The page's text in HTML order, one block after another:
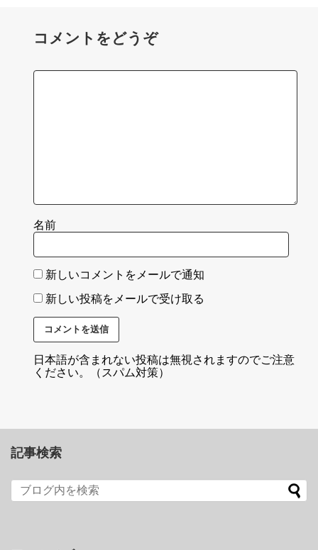
コメントをどうぞ
名前
新しいコメントをメールで通知
新しい投稿をメールで受け取る
日本語が含まれない投稿は無視されますのでご注意
ください。（スパム対策）
記事検索